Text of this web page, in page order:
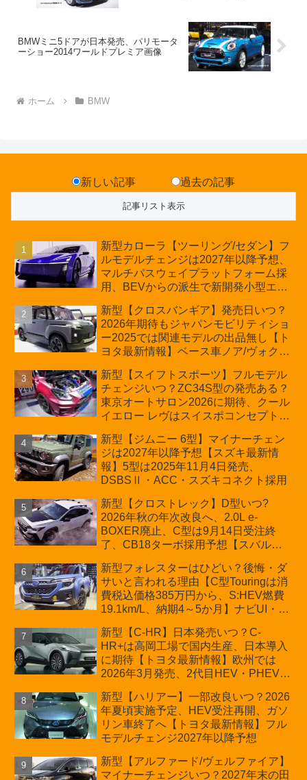
BMWミニ5ドアが日本発売、パリモータ
ーショー2014ワールドプレミア画像
ホーム BMW
新しい記事 過去の記事
新型カローラ【ツーリング/セダン】フ
ルモデルチェンジは2027年以降予想、
マルチパスウェイプラットフォーム採
用、BEVからの派生で新開発小型エン
の採用は無しか【トヨタ最新情報】60
周年記念車発売
新型【クロスバンギア】発売日いつ？
2026年期待もジャパンモビリティショ
ー2025では関連モデルの出品無し【ト
ヨタ最新情報】ベース車ノア/ヴォクシ
ほか「コア」と「ツール」、デリカ
D:5対抗のクロスオーバーSUVミニバ
ン
新型【スイフトスポーツ】フルモデル
チェンジいつ？ZC34S型の発売ある？
東京オートサロン2026に期待、クール
イエロー レヴはスイスポコンセプト
プが争点【スズキ最新情報】特別仕様
車「ZC33S Final Edition」終了
新型【ジムニー 6型】マイナーチェン
ジは2027年以降予想【スズキ最新情
報】5型は2025年11月4日発売、
DSBSⅡ・ACC・スズキコネクト採用
新型【クロストレック】D型いつ?
2026年秋の年次改良へ、2.0L e-
BOXER廃止、C型は9月14日受注終
了、CB18ターボ採用予想【スバル最
新型フォレスターはひどい？後悔・ダ
サいと言われる理由【C型Touringは消
費税込価格385万円から、S:HEV燃費
19.1km/L、納期4～5か月】ナビUI・冬
カーオブザイヤーとJNCAP大賞受賞後
も残る注意点
新型【C-HR】日本発売いつ？C-
HR+は高岡工場で国内生産、日本導入
に期待【トヨタ最新情報】欧州では
2026年3月発売、2代目HEV・PHEVは
新型【ハリアー】一部改良いつ？2026
年夏頃実施予定、HEV受注再開、ガソ
リン車終了へ【トヨタ最新情報】フル
モデルチェンジ2027年以降予想
新型【アルファード/ヴェルファイア】
マイナーチェンジいつ？2027年末の田